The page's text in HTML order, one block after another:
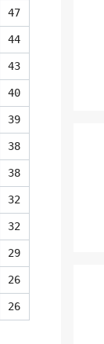
47
44
43
40
39
38
38
32
32
29
26
26